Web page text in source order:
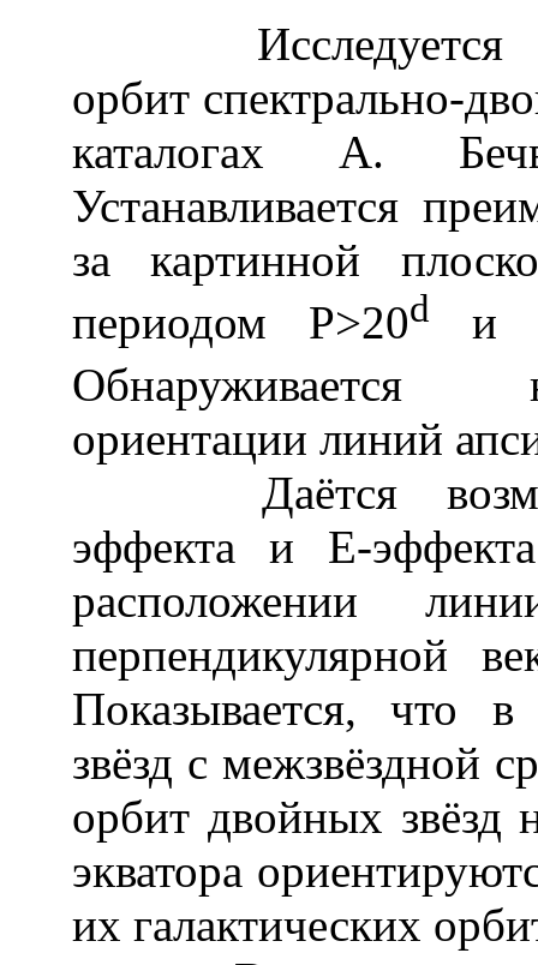
Исследуется
орбит спектрально-
каталогах А.
Устанавливается
за картинной
периодом Р>20d
и
Обнаруживается
ориентации линий
Даётся
эффекта и Е-
расположении
перпендикулярной
Показывается, что в
звёзд с межзвёздной
орбит двойных звёзд
экватора
их галактических